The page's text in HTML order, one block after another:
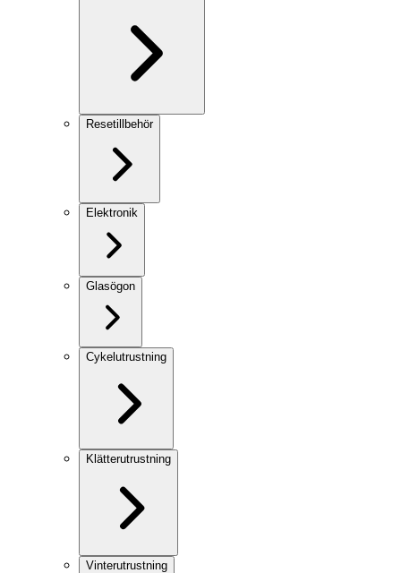
Resetillbehör
Elektronik
Glasögon
Cykelutrustning
Klätterutrustning
Vinterutrustning